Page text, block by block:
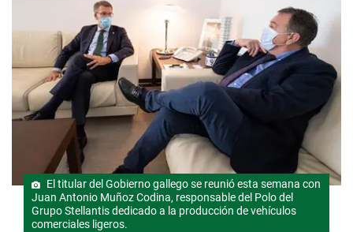
El titular del Gobierno gallego se reunió esta semana con
Juan Antonio Muñoz Codina, responsable del Polo del
Grupo Stellantis dedicado a la producción de vehículos
comerciales ligeros.